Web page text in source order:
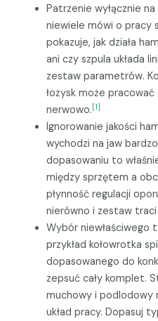
Patrzenie wyłącznie na
niewiele mówi o pracy
pokazuje, jak działa
ani czy szpula układa
zestaw parametrów.
łożysk może
nerwowo.[1]
Ignorowanie jakości
wychodzi na jaw
dopasowaniu to
między sprzętem a
płynność regulacji
nierówno i zestaw
Wybór niewłaściwego
przykład kołowrotka
dopasowanego do
zepsuć cały komplet.
muchowy i podlodowy
układ pracy. Dopasuj